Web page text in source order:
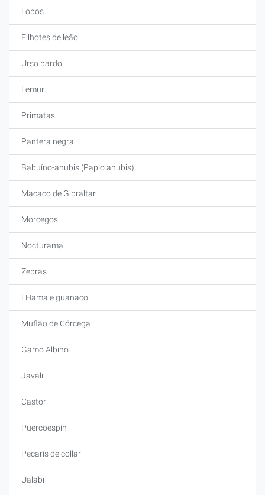
Lobos
Filhotes de leão
Urso pardo
Lemur
Primatas
Pantera negra
Babuíno-anubis (Papio anubis)
Macaco de Gibraltar
Morcegos
Nocturama
Zebras
LHama e guanaco
Muflão de Córcega
Gamo Albino
Javali
Castor
Puercoespín
Pecarís de collar
Ualabi